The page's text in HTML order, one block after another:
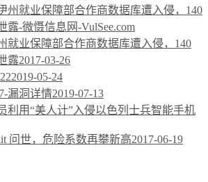
就业保障部合作商数据库遭入侵，140
露2017-03-26
2019-05-24
漏洞详情2019-07-13
利用“美人计”入侵以色列士兵智能手机
问世，危险系数再攀新高2017-06-19